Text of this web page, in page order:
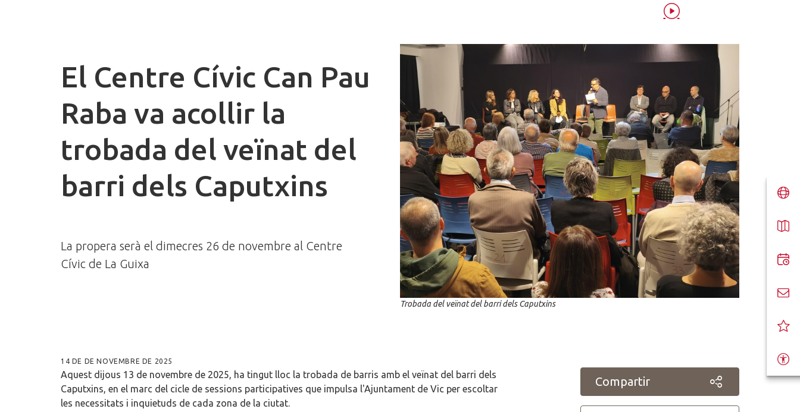
El Centre Cívic Can Pau
Raba va acollir la
trobada del veïnat del
barri dels Caputxins
La propera serà el dimecres 26 de novembre al Centre
Cívic de La Guixa
Trobada del veïnat del barri dels Caputxins
14 DE DE NOVEMBRE DE 2025
Aquest dijous 13 de novembre de 2025, ha tingut lloc la trobada de barris amb el veïnat del barri dels
Caputxins, en el marc del cicle de sessions participatives que impulsa l'Ajuntament de Vic per escoltar
les necessitats i inquietuds de cada zona de la ciutat.
Compartir